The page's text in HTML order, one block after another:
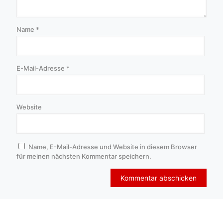
Name *
E-Mail-Adresse *
Website
Name, E-Mail-Adresse und Website in diesem Browser
für meinen nächsten Kommentar speichern.